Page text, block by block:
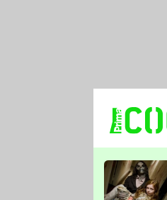
TŘESKU
FUTURAMA